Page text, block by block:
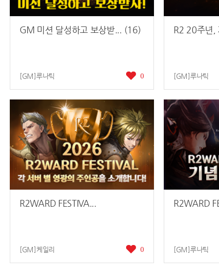
GM 미션 달성하고 보상받... (16)
[GM]루나틱 0
R2 20주년,
[GM]루나틱
R2WARD FESTIVA...
[GM]케일리 0
R2WARD
[GM]루나틱